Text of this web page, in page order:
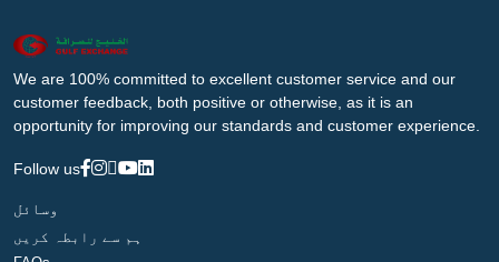
We are 100% committed to excellent customer service and our
customer feedback, both positive or otherwise, as it is an
opportunity for improving our standards and customer experience.
Follow us
وسائل
ہم سے رابطہ کریں